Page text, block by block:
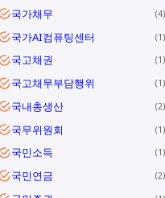
국가채무 4
국가AI컴퓨팅센터 1
국고채권 1
국고채무부담행위 1
국내총생산 2
국무위원회 1
국민소득 1
국민연금 2